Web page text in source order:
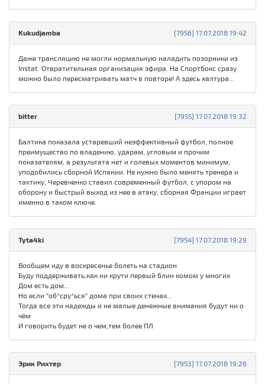
[7956] 17.07.2018 19:42
Kukudjamba
Даже трансляцию не могли нормальную наладить позорники из
Instat. Отвратительная организация эфира. На Спортбокс сразу
можно было пересматривать матч в повторе! А здесь халтура...
[7955] 17.07.2018 19:32
bitter
Балтика показала устаревший неэффективный футбол, полное
преимущество по владению, ударам, угловым и прочим
показателям, а результата нет и голевых моментов минимум,
уподобились сборной Испании. Не нужно было менять тренера и
тактику, Черевченко ставил современный футбол, с упором на
оборону и быстрый выход из нее в атаку, сборная Франции играет
именно в таком ключе.
[7954] 17.07.2018 19:29
Tyta4ki
Вообщем иду в воскресенье болеть на стадион
Буду поддерживать,как ни крути первый блин комом у многих
Дом есть дом...
Но если "об*сру*ься" дома при своих стенах...
Тогда все эти надежды и не малые денежные внимания будут ни о
чём
И говорить будет не о чем,тем более ПЛ
[7953] 17.07.2018 19:26
Эрик Рихтер